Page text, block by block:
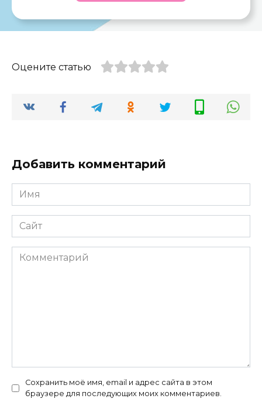
Оцените статью
Добавить комментарий
Имя
*
Сайт
Комментарий
Сохранить моё имя, email и адрес сайта в этом
браузере для последующих моих комментариев.